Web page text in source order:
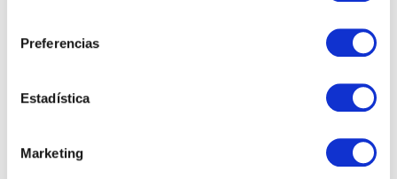
Preferencias
Estadística
Marketing